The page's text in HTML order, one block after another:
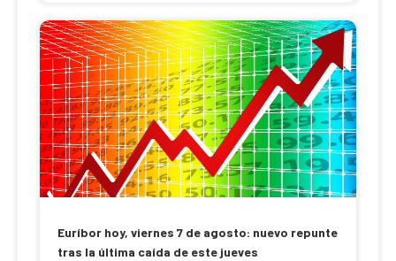
Euríbor hoy, viernes 7 de agosto: nuevo repunte
tras la última caída de este jueves